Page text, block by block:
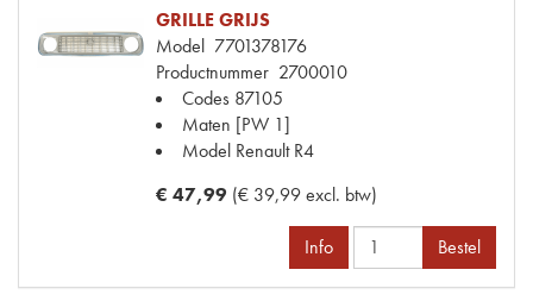
GRILLE GRIJS
Model 7701378176
Productnummer 2700010
Codes 87105
Maten [PW 1]
Model Renault R4
€ 47,99 (€ 39,99 excl. btw)
Info Bestel